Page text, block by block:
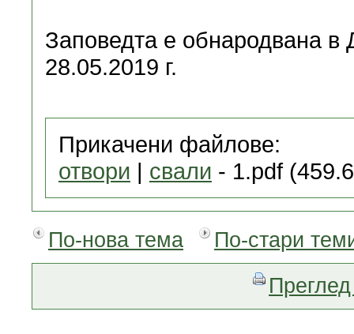
Заповедта е обнародвана в
28.05.2019 г.
Прикачени файлове:
отвори | свали - 1.pdf
По-нова тема
По-стари